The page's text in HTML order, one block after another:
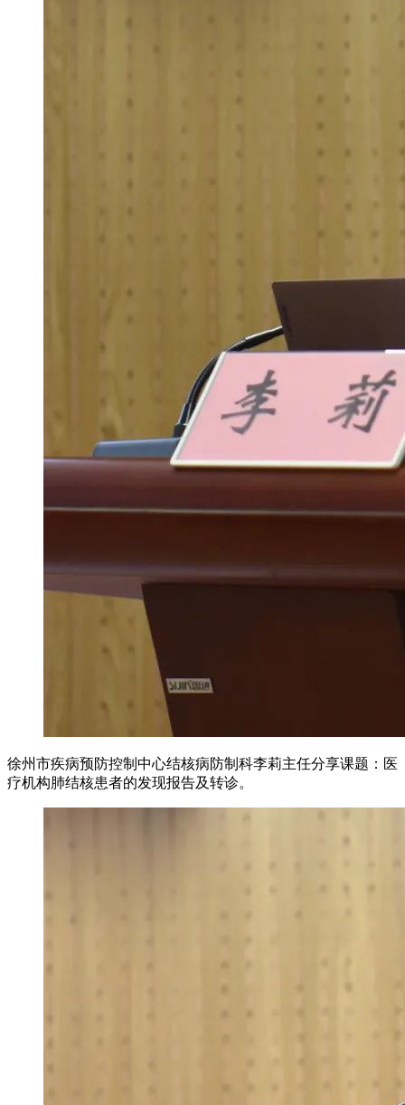
徐州市疾病预防控制中心结核病防制科李莉主任分享课题：医
疗机构肺结核患者的发现报告及转诊。